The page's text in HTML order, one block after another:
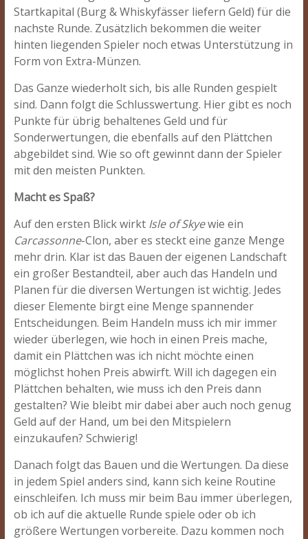
Startkapital (Burg & Whiskyfässer liefern Geld) für die
nachste Runde. Zusätzlich bekommen die weiter
hinten liegenden Spieler noch etwas Unterstützung in
Form von Extra-Münzen.
Das Ganze wiederholt sich, bis alle Runden gespielt
sind. Dann folgt die Schlusswertung. Hier gibt es noch
Punkte für übrig behaltenes Geld und für
Sonderwertungen, die ebenfalls auf den Plättchen
abgebildet sind. Wie so oft gewinnt dann der Spieler
mit den meisten Punkten.
Macht es Spaß?
Auf den ersten Blick wirktIsle of Skyewie ein
Carcassonne-Clon, aber es steckt eine ganze Menge
mehr drin. Klar ist das Bauen der eigenen Landschaft
ein großer Bestandteil, aber auch das Handeln und
Planen für die diversen Wertungen ist wichtig. Jedes
dieser Elemente birgt eine Menge spannender
Entscheidungen. Beim Handeln muss ich mir immer
wieder überlegen, wie hoch in einen Preis mache,
damit ein Plättchen was ich nicht möchte einen
möglichst hohen Preis abwirft. Will ich dagegen ein
Plättchen behalten, wie muss ich den Preis dann
gestalten? Wie bleibt mir dabei aber auch noch genug
Geld auf der Hand, um bei den Mitspielern
einzukaufen? Schwierig!
Danach folgt das Bauen und die Wertungen. Da diese
in jedem Spiel anders sind, kann sich keine Routine
einschleifen. Ich muss mir beim Bau immer überlegen,
ob ich auf die aktuelle Runde spiele oder ob ich
größere Wertungen vorbereite. Dazu kommen noch